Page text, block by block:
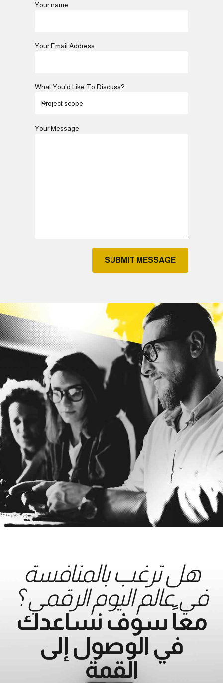
Your name
Your Email Address
What You’d Like To Discuss?
Your Message
هل ترغب بالمنافسة
في عالم اليوم الرقمي ؟
معاً سوف نساعدك
في الوصول إلى
القمة